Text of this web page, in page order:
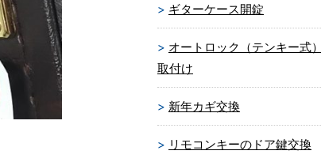
ギターケース開錠
オートロック（テンキー式）
取付け
新年カギ交換
リモコンキーのドア鍵交換